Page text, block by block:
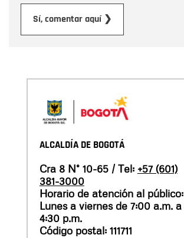
Sí, comentar aquí ❯
ALCALDÍA DE BOGOTÁ
Cra 8 N° 10-65 / Tel: +57 (601)
381-3000
Horario de atención al público:
Lunes a viernes de 7:00 a.m. a
4:30 p.m.
Código postal: 111711